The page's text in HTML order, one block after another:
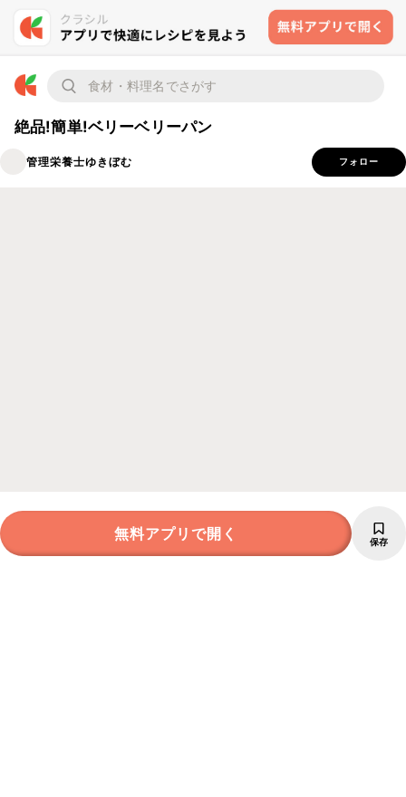
絶品!簡単!ベリーベリーパン
管理栄養士ゆきぼむ フォロー
無料アプリで開く 保存